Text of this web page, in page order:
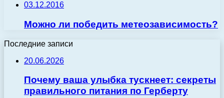
03.12.2016
Можно ли победить метеозависимость?
Последние записи
20.06.2026
Почему ваша улыбка тускнеет: секреты
правильного питания по Герберту